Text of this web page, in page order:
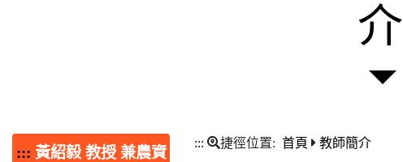
介
::: 黃紹毅 教授 兼農資
::: 捷徑位置: 首頁 教師簡介